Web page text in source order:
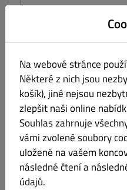
Telefon
Žádné
Informujte mě o
Kliknutím na tlačítko
souhlasíte spodmínkami
údajů tohoto webu.
Na webové stránce
Některé z nich jsou
košík), jiné nejsou
zlepšit naši online
Souhlas zahrnuje
vámi zvolené soubory
uložené na vašem
následné čtení a
údajů.